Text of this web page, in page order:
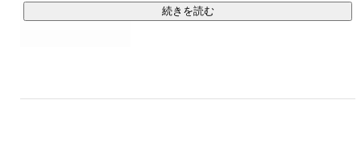
にアプローチしています。 続きを読む